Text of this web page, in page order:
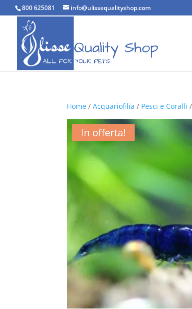
800 625081 info@ulissequalityshop.com
Home /Acquariofilia / Pesci e Coralli
In offerta!